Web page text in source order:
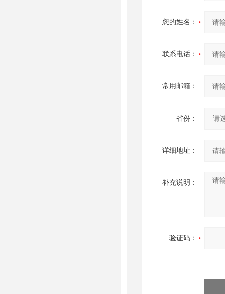
您的姓名：
联系电话：
常用邮箱：
省份：
详细地址：
补充说明：
验证码：